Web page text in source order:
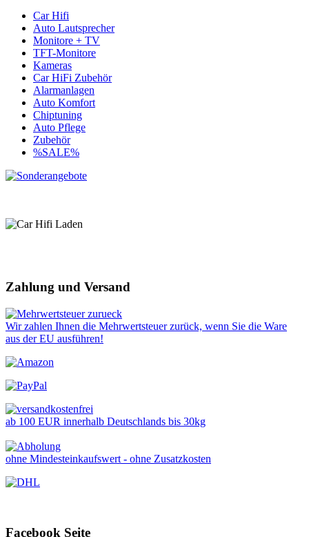
Car Hifi
Auto Lautsprecher
Monitore + TV
TFT-Monitore
Kameras
Car HiFi Zubehör
Alarmanlagen
Auto Komfort
Chiptuning
Auto Pflege
Zubehör
%SALE%
Zahlung und Versand
Wir zahlen Ihnen die Mehrwertsteuer zurück, wenn Sie die Ware
aus der EU ausführen!
ab 100 EUR innerhalb Deutschlands bis 30kg
ohne Mindesteinkaufswert - ohne Zusatzkosten
Facebook Seite